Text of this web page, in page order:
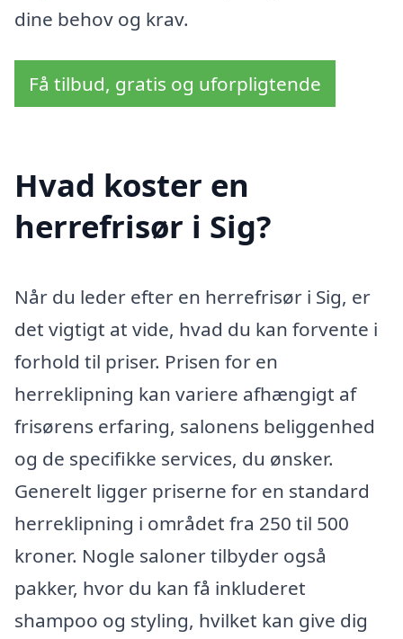
dine behov og krav.
Få tilbud, gratis og uforpligtende
Hvad koster en
herrefrisør i Sig?
Når du leder efter en herrefrisør i Sig, er
det vigtigt at vide, hvad du kan forvente i
forhold til priser. Prisen for en
herreklipning kan variere afhængigt af
frisørens erfaring, salonens beliggenhed
og de specifikke services, du ønsker.
Generelt ligger priserne for en standard
herreklipning i området fra 250 til 500
kroner. Nogle saloner tilbyder også
pakker, hvor du kan få inkluderet
shampoo og styling, hvilket kan give dig